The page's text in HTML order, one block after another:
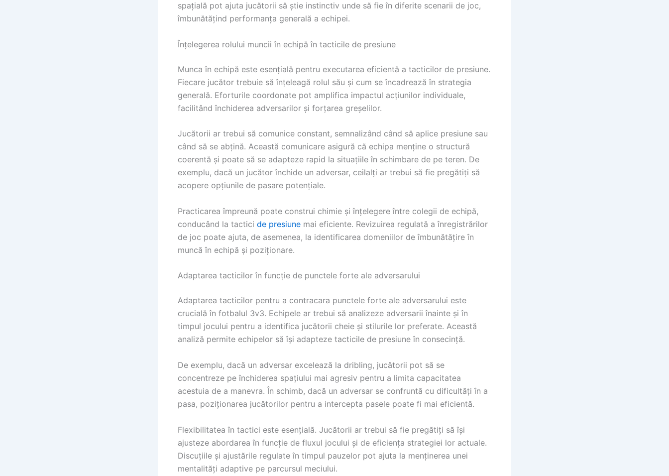
spațială pot ajuta jucătorii să știe instinctiv unde să fie în diferite scenarii de joc,
îmbunătățind performanța generală a echipei.
Înțelegerea rolului muncii în echipă în tacticile de presiune
Munca în echipă este esențială pentru executarea eficientă a tacticilor de presiune.
Fiecare jucător trebuie să înțeleagă rolul său și cum se încadrează în strategia
generală. Eforturile coordonate pot amplifica impactul acțiunilor individuale,
facilitând închiderea adversarilor și forțarea greșelilor.
Jucătorii ar trebui să comunice constant, semnalizând când să aplice presiune sau
când să se abțină. Această comunicare asigură că echipa menține o structură
coerentă și poate să se adapteze rapid la situațiile în schimbare de pe teren. De
exemplu, dacă un jucător închide un adversar, ceilalți ar trebui să fie pregătiți să
acopere opțiunile de pasare potențiale.
Practicarea împreună poate construi chimie și înțelegere între colegii de echipă,
conducând la tactici de presiune mai eficiente. Revizuirea regulată a înregistrărilor
de joc poate ajuta, de asemenea, la identificarea domeniilor de îmbunătățire în
muncă în echipă și poziționare.
Adaptarea tacticilor în funcție de punctele forte ale adversarului
Adaptarea tacticilor pentru a contracara punctele forte ale adversarului este
crucială în fotbalul 3v3. Echipele ar trebui să analizeze adversarii înainte și în
timpul jocului pentru a identifica jucătorii cheie și stilurile lor preferate. Această
analiză permite echipelor să își adapteze tacticile de presiune în consecință.
De exemplu, dacă un adversar excelează la dribling, jucătorii pot să se
concentreze pe închiderea spațiului mai agresiv pentru a limita capacitatea
acestuia de a manevra. În schimb, dacă un adversar se confruntă cu dificultăți în a
pasa, poziționarea jucătorilor pentru a intercepta pasele poate fi mai eficientă.
Flexibilitatea în tactici este esențială. Jucătorii ar trebui să fie pregătiți să își
ajusteze abordarea în funcție de fluxul jocului și de eficiența strategiei lor actuale.
Discuțiile și ajustările regulate în timpul pauzelor pot ajuta la menținerea unei
mentalități adaptive pe parcursul meciului.